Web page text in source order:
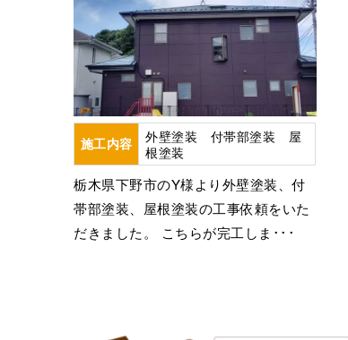
施工内容
外壁塗装 付帯部塗装 屋
根塗装
栃木県下野市のY様より外壁塗装、付
帯部塗装、屋根塗装の工事依頼をいた
だきました。 こちらが完工しま･･･